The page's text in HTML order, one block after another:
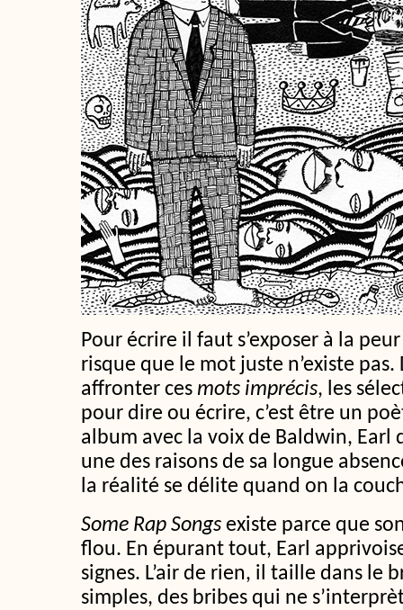
Pour écrire il faut s’exposer à la
risque que le mot juste n’existe pas.
affronter ces mots imprécis, les
pour dire ou écrire, c’est être un
album avec la voix de Baldwin,
une des raisons de sa longue
la réalité se délite quand on la
Some Rap Songs existe parce que
flou. En épurant tout, Earl
signes. L’air de rien, il taille dans le
simples, des bribes qui ne